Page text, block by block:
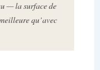
— la surface de
qu’avec